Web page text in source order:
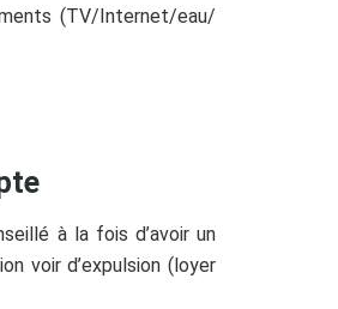
(TV/Internet/eau/
à la fois d’avoir un
voir d’expulsion (loyer